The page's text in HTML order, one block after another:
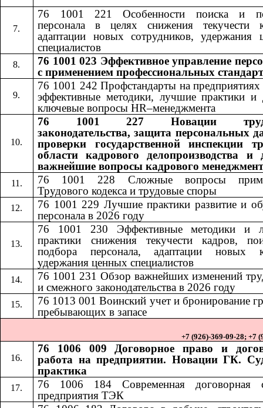
76 1001 221 Особенности поиска и
персонала в целях снижения текучести
адаптации новых сотрудников, удержания
специалистов
76 1001 023 Эффективное управление
с применением профессиональных
76 1001 242​​Профстандарты на
эффективные методики, лучшие практики и
ключевые вопросы​​HR–менеджмента
76 1001 227 ​​Новации
законодательства, защита персональных
проверки государственной инспекции
области кадрового делопроизводства и
важнейшие вопросы кадрового
76 1001 228
Сложные вопросы
Трудового кодекса и трудовые споры
76 1001 229 Лучшие практики развитие и
персонала в 2026 году
76 1001 230
Эффективные методики и
практики снижения текучести кадров,
подбора персонала, адаптации новых
удержания ценных специалистов
76 1001 231 ​​Обзор важнейших изменений
и смежного законодательства в 2026 году
76 1013 ​​001 ​​Воинский учет и бронирование
пребывающих в запасе
+7 (926)-369-09-28; +7
76 1006 009 Договорное право и
работа на предприятии. Новации ГК.
практика
76 1006 184​​ Современная договорная
предприятия ТЭК